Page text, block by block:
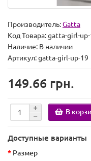
Производитель:Gatta
Код Товара:gatta-girl-up-
Наличие: В наличии
Артикул: gatta-girl-up-19
149.66 грн.
В
Доступные варианты
Размер